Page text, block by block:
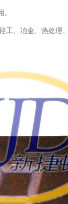
工、冶金、热处理